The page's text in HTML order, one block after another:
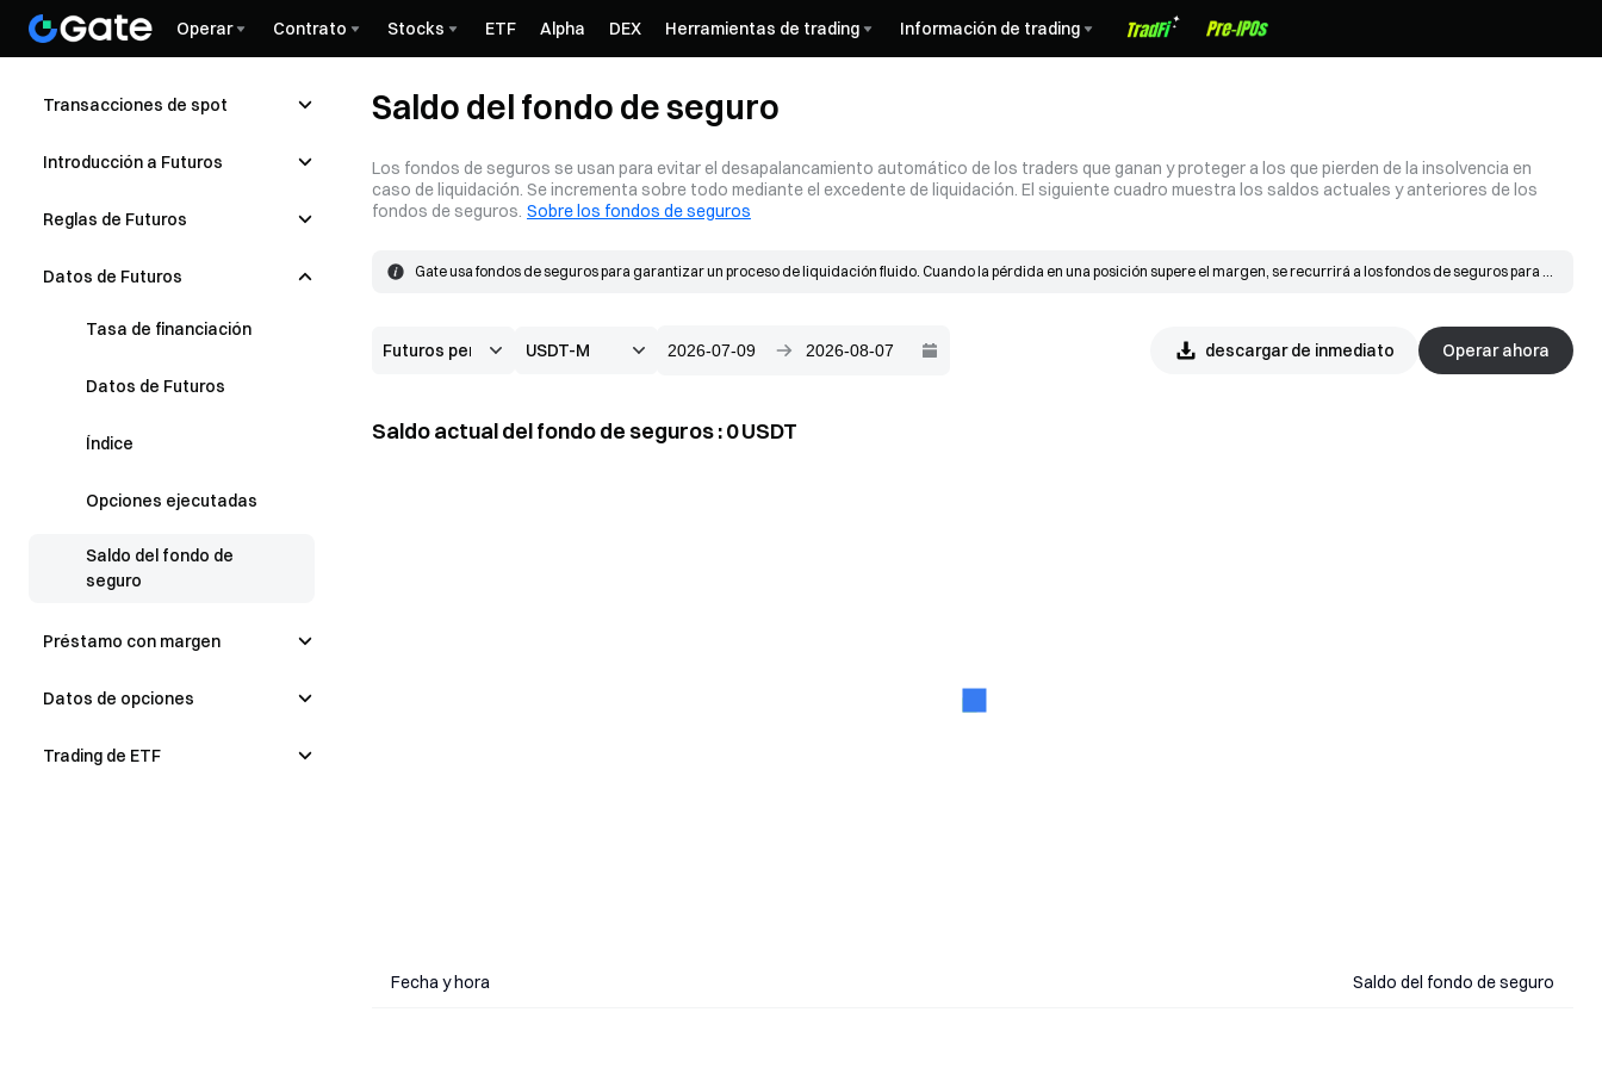
Operar Contrato Stocks ETF Alpha DEX Herramientas de trading Información de trading
Transacciones de spot
Introducción a Futuros
Reglas de Futuros
Datos de Futuros
Tasa de financiación
Datos de Futuros
Índice
Opciones ejecutadas
Saldo del fondo de
seguro
Préstamo con margen
Datos de opciones
Trading de ETF
Saldo del fondo de seguro
Los fondos de seguros se usan para evitar el desapalancamiento automático de los traders que ganan y proteger a los que pierden de la insolvencia en
caso de liquidación. Se incrementa sobre todo mediante el excedente de liquidación. El siguiente cuadro muestra los saldos actuales y anteriores de los
fondos de seguros. Sobre los fondos de seguros
Gate usa fondos de seguros para garantizar un proceso de liquidación fluido. Cuando la pérdida en una posición supere el margen, se recurrirá a los fondos de seguros para
descargar de inmediato Operar ahora
Saldo actual del fondo de seguros:0USDT
Fecha y hora Saldo del fondo de seguro